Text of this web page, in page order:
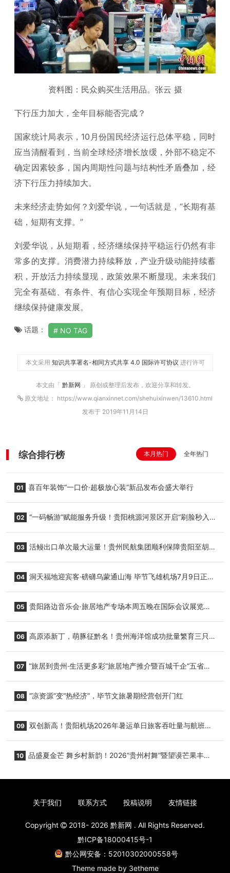
资料图：民众购买生活用品。张云 摄
下行压力加大，全年目标能否完成？
国家统计局表示，10月份国民经济运行总体平稳，同时
应当清醒看到，当前全球经济增长放缓，外部不稳定不
确定因素较多，国内周期性问题与结构性矛盾叠加，经
济下行压力持续加大。
未来经济走势如何？刘爱华说，一句话就是，“长期有基
础，短期有支撑。”
刘爱华说，从短期看，经济继续保持平稳运行仍然有非
常多的支撑。消费潜力持续释放，产业升级动能持续蓄
积，开放活力持续显现，政策效果不断显现。未来我们
完全有基础、有条件、有信心实现全年预期目标，经济
继续保持健康发展。
话题： NO TAG
本文采用 知识共享署名-相同方式共享 4.0 国际许可协议 进行许可
本文由「 黔新网 」 原创或整理后发布，欢迎分享和转发。
原文地址： https://www.qianxinnet.com/shehuixinwen/13610.html
发布于 2019年11月14日
综合排行榜 本月热门 全年热门
01 喜百年装饰“一口价·超极放心装”新品发布会盛大举行
02 “一码畅游”赋能服务升级！贵阳桃源河景区开启“刷脸秒入
03 活鳗出口单次最大运量！贵州民航集团顺利保障贵阳至胡
04 洞天福地迎宾客·磅礴乌蒙通山海 毕节飞雄机场7月9日正式
05 贵阳路边音乐会·旅居地产专场本周五晚在国际会议展览中
06 高原添新丁，萌豚征黔名！贵州海洋馆成功批量繁育三只
07 “旅居到贵州·生活更多彩”旅居地产推介暨百城千企“五省
08 “凉资源”变“热经济”，毕节文旅暑期经营创开门红
09 双创新高！贵阳机场2026年暑运单日旅客吞吐量与航班起
10 品盛夏金芒 舞乡村新韵！2026“贵州村舞”暨望谟芒果丰收
关于我们 联系方式 投稿说明 友情链接
Copyright 2018- 2026 黔新网 . All Rights Reserved.
黔ICP备18000415号-1
黔公网安备：52010302000558号
Theme made by 3etheme